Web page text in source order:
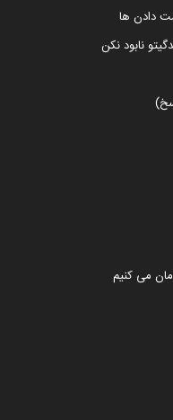
دادن ها
نابود نکن
می کنیم